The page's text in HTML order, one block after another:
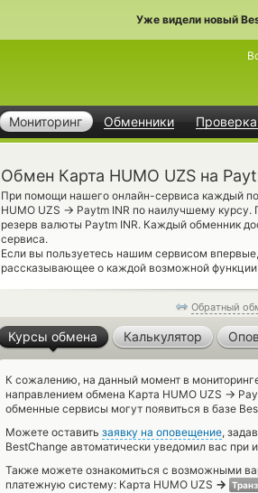
Уже видели новый
Мониторинг Обменники
Обмен Карта HUMO UZS на
При помощи нашего онлайн-сервиса каждый
HUMO UZS → Paytm INR по наилучшему курсу.
резерв валюты Paytm INR. Каждый обменник
сервиса.
Если вы пользуетесь нашим сервисом
рассказывающее о каждой возможной функции
Обратный
Курсы обмена Калькулятор
К сожалению, на данный момент в
направлением обмена Карта HUMO UZS →
обменные сервисы могут появиться в базе
Можете оставить заявку на оповещение,
BestChange автоматически уведомил вас при
Также можете ознакомиться с возможными
платежную систему: Карта HUMO UZS →